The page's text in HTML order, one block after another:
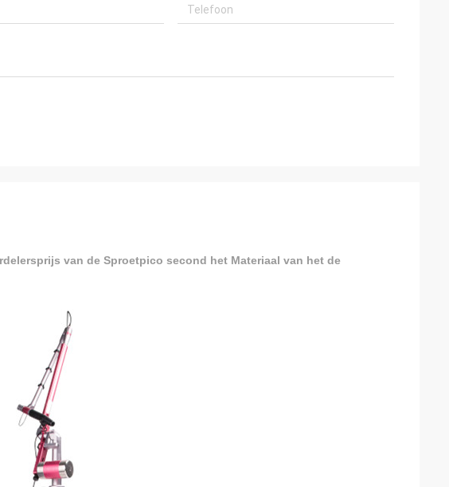
van de Sproetpico second het Materiaal van het de